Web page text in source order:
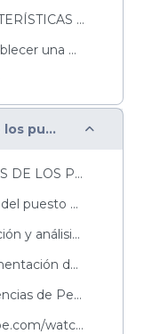
MÓDULO 4 CARACTERÍSTICAS DEL LIDERAZGO INCLUSIVO L...
Importancia de establecer una Estrategia de Comuni...
Módulo 5: Análisis de los puestos de trabajo Colapsar
MÓDULO 5ANÁLISIS DE LOS PUESTOS DE TRABAJO El...
Momento 1. Análisis del puesto de trabajoLa empres...
Momento 2. Evaluación y análisis del puesto de tra...
Momento 3. Implementación de ajustes razonables:&n...
Momento 4. Experiencias de Personas con Discapacid...
https://www.youtube.com/watch?v=XX717zjDfvA&...